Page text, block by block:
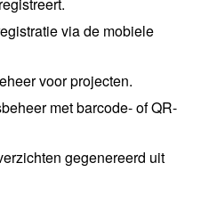
via de mobiele
voor projecten.
met barcode- of QR-
gegenereerd uit